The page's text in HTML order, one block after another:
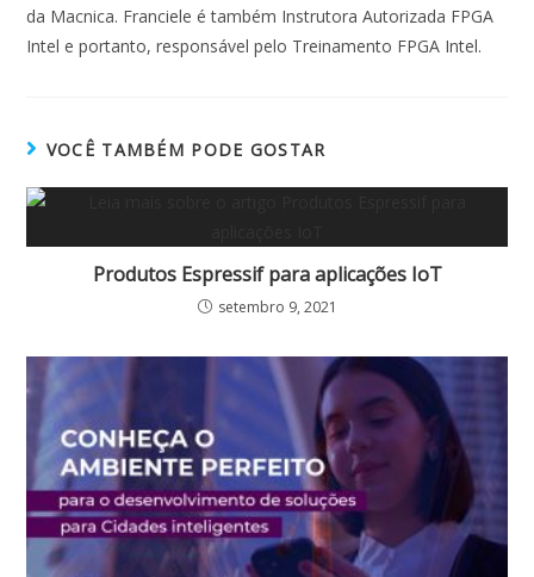
da Macnica. Franciele é também Instrutora Autorizada FPGA
Intel e portanto, responsável pelo Treinamento FPGA Intel.
VOCÊ TAMBÉM PODE GOSTAR
Produtos Espressif para aplicações IoT
setembro 9, 2021